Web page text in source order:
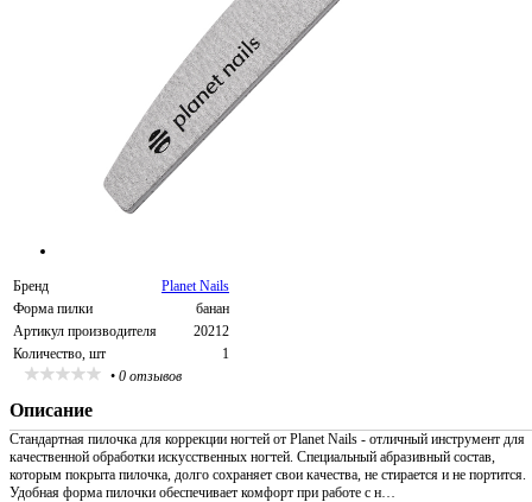
Бренд
Planet Nails
Форма пилки
банан
Артикул производителя
20212
Количество, шт
1
• 0 отзывов
Описание
Стандартная пилочка для коррекции ногтей от Planet Nails - отличный инструмент для
качественной обработки искусственных ногтей. Специальный абразивный состав,
которым покрыта пилочка, долго сохраняет свои качества, не стирается и не портится.
Удобная форма пилочки обеспечивает комфорт при работе с н…